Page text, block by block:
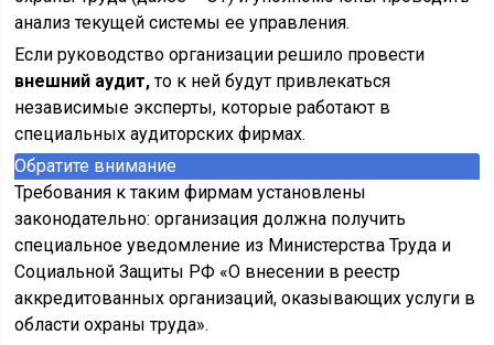
анализ текущей системы ее управления.
Если руководство организации решило провести
внешний аудит,то к ней будут привлекаться
независимые эксперты, которые работают в
специальных аудиторских фирмах.
Обратите внимание
Требования к таким фирмам установлены
законодательно: организация должна получить
специальное уведомление из Министерства Труда и
Социальной Защиты РФ «О внесении в реестр
аккредитованных организаций, оказывающих услуги в
области охраны труда».